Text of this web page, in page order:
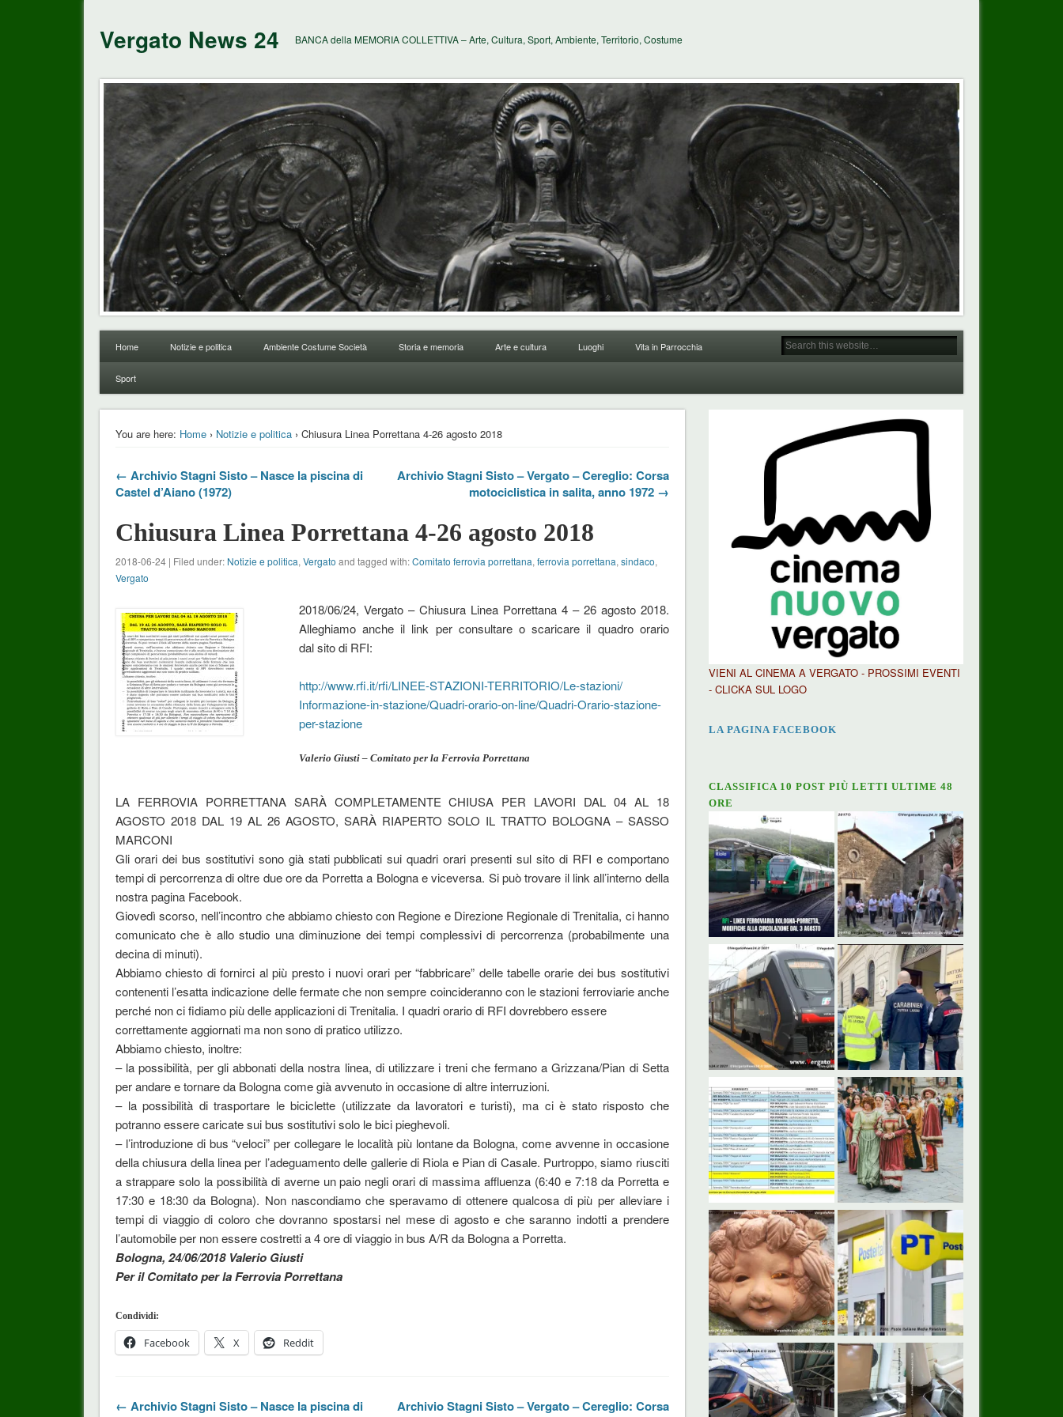
Vergato News 24 BANCA della MEMORIA COLLETTIVA – Arte, Cultura, Sport, Ambiente, Territorio, Costume
Home Notizie e politica Ambiente Costume Società Storia e memoria Arte e cultura Luoghi Vita in Parrocchia
Sport
You are here: Home› Notizie e politica› Chiusura Linea Porrettana 4-26 agosto 2018
← Archivio Stagni Sisto – Nasce la piscina di
Castel d’Aiano (1972)
Archivio Stagni Sisto – Vergato – Cereglio: Corsa
motociclistica in salita, anno 1972 →
Chiusura Linea Porrettana 4-26 agosto 2018
2018-06-24 | Filed under: Notizie e politica, Vergato and tagged with:Comitato ferrovia porrettana, ferrovia porrettana, sindaco,
Vergato
2018/06/24, Vergato – Chiusura Linea Porrettana 4 – 26 agosto 2018.
Alleghiamo anche il link per consultare o scaricare il quadro orario
dal sito di RFI:
http://www.rfi.it/rfi/LINEE-STAZIONI-TERRITORIO/Le-stazioni/
Informazione-in-stazione/Quadri-orario-on-line/Quadri-Orario-stazione-
per-stazione
Valerio Giusti – Comitato per la Ferrovia Porrettana
LA FERROVIA PORRETTANA SARÀ COMPLETAMENTE CHIUSA PER LAVORI DAL 04 AL 18
AGOSTO 2018 DAL 19 AL 26 AGOSTO, SARÀ RIAPERTO SOLO IL TRATTO BOLOGNA – SASSO
MARCONI
Gli orari dei bus sostitutivi sono già stati pubblicati sui quadri orari presenti sul sito di RFI e comportano
tempi di percorrenza di oltre due ore da Porretta a Bologna e viceversa. Si può trovare il link all’interno della
nostra pagina Facebook.
Giovedì scorso, nell’incontro che abbiamo chiesto con Regione e Direzione Regionale di Trenitalia, ci hanno
comunicato che è allo studio una diminuzione dei tempi complessivi di percorrenza (probabilmente una
decina di minuti).
Abbiamo chiesto di fornirci al più presto i nuovi orari per “fabbricare” delle tabelle orarie dei bus sostitutivi
contenenti l’esatta indicazione delle fermate che non sempre coincideranno con le stazioni ferroviarie anche
perché non ci fidiamo più delle applicazioni di Trenitalia. I quadri orario di RFI dovrebbero essere
correttamente aggiornati ma non sono di pratico utilizzo.
Abbiamo chiesto, inoltre:
– la possibilità, per gli abbonati della nostra linea, di utilizzare i treni che fermano a Grizzana/Pian di Setta
per andare e tornare da Bologna come già avvenuto in occasione di altre interruzioni.
– la possibilità di trasportare le biciclette (utilizzate da lavoratori e turisti), ma ci è stato risposto che
potranno essere caricate sui bus sostitutivi solo le bici pieghevoli.
– l’introduzione di bus “veloci” per collegare le località più lontane da Bologna, come avvenne in occasione
della chiusura della linea per l’adeguamento delle gallerie di Riola e Pian di Casale. Purtroppo, siamo riusciti
a strappare solo la possibilità di averne un paio negli orari di massima affluenza (6:40 e 7:18 da Porretta e
17:30 e 18:30 da Bologna). Non nascondiamo che speravamo di ottenere qualcosa di più per alleviare i
tempi di viaggio di coloro che dovranno spostarsi nel mese di agosto e che saranno indotti a prendere
l’automobile per non essere costretti a 4 ore di viaggio in bus A/R da Bologna a Porretta.
Bologna, 24/06/2018 Valerio Giusti
Per il Comitato per la Ferrovia Porrettana
Condividi:
Facebook X Reddit
← Archivio Stagni Sisto – Nasce la piscina di
Archivio Stagni Sisto – Vergato – Cereglio: Corsa
VIENI AL CINEMA A VERGATO - PROSSIMI EVENTI
- CLICKA SUL LOGO
LA PAGINA FACEBOOK
CLASSIFICA 10 POST PIÙ LETTI ULTIME 48
ORE